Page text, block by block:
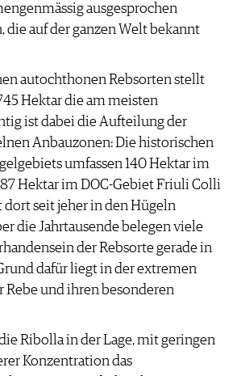
ausgesprochen
die auf der ganzen Welt bekannt
autochthonen Rebsorten stellt
Hektar die am meisten
ist dabei die Aufteilung der
Anbauzonen: Die historischen
umfassen 140 Hektar im
Hektar im DOC-Gebiet Friuli Colli
seit jeher in den Hügeln
die Jahrtausende belegen viele
der Rebsorte gerade in
dafür liegt in der extremen
und ihren besonderen
Ribolla in der Lage, mit geringen
Konzentration das